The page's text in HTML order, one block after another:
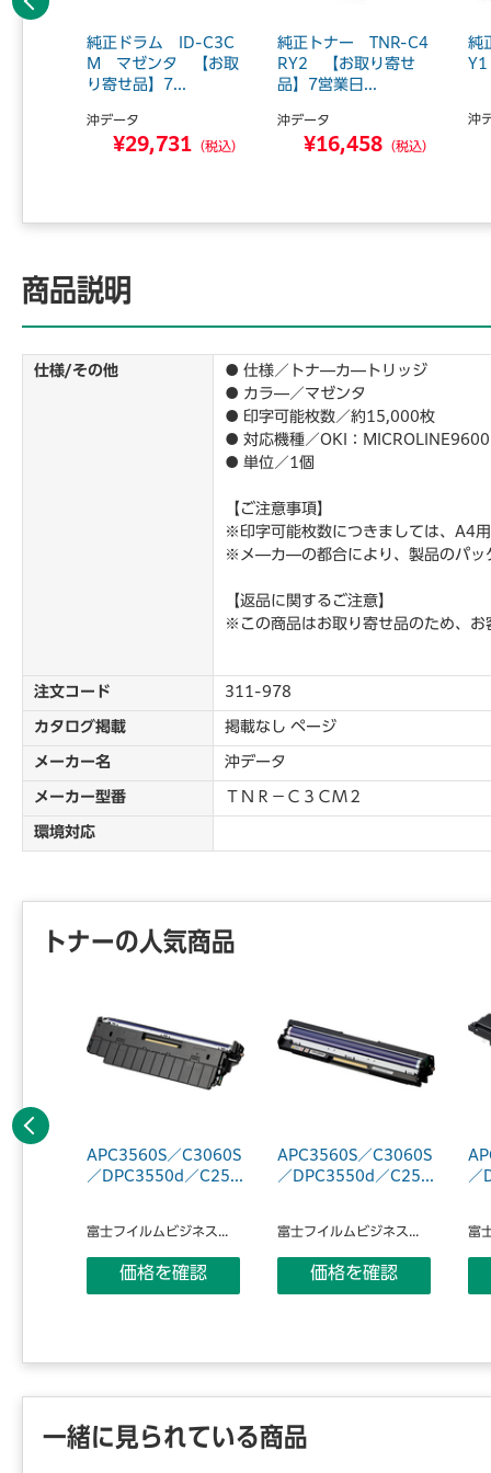
純正ドラム ID-C3C
M マゼンタ 【お取
り寄せ品】7...
沖データ
¥29,731 （税込）
純正トナー TNR-C4
RY2 【お取り寄せ
品】7営業日...
沖データ
¥16,458 （税込）
純
沖
前へ
商品説明
仕様/その他
● 仕様／トナ―カ―トリッジ
● カラ―／マゼンタ
● 印字可能枚数／約15,000枚
● 対応機種／OKI：
● 単位／1個
【ご注意事項】
※印字可能枚数につきましては、A4
※メ―カ―の都合により、製品のパッ
【返品に関するご注意】
※この商品はお取り寄せ品のため、
注文コード 311-978
カタログ掲載 掲載なし ページ
メーカー名 沖データ
メーカー型番 ＴＮＲ－Ｃ３ＣＭ２
環境対応
トナーの人気商品
APC3560S／C3060S
／DPC3550d／C25...
富士フイルムビジネス...
価格を確認
APC3560S／C3060S
／DPC3550d／C25...
富士フイルムビジネス...
価格を確認
／
富
前へ
一緒に見られている商品